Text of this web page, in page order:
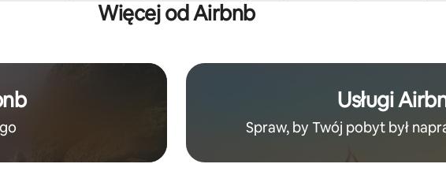
Więcej od Airbnb
Usługi
Spraw, by Twój pobyt był